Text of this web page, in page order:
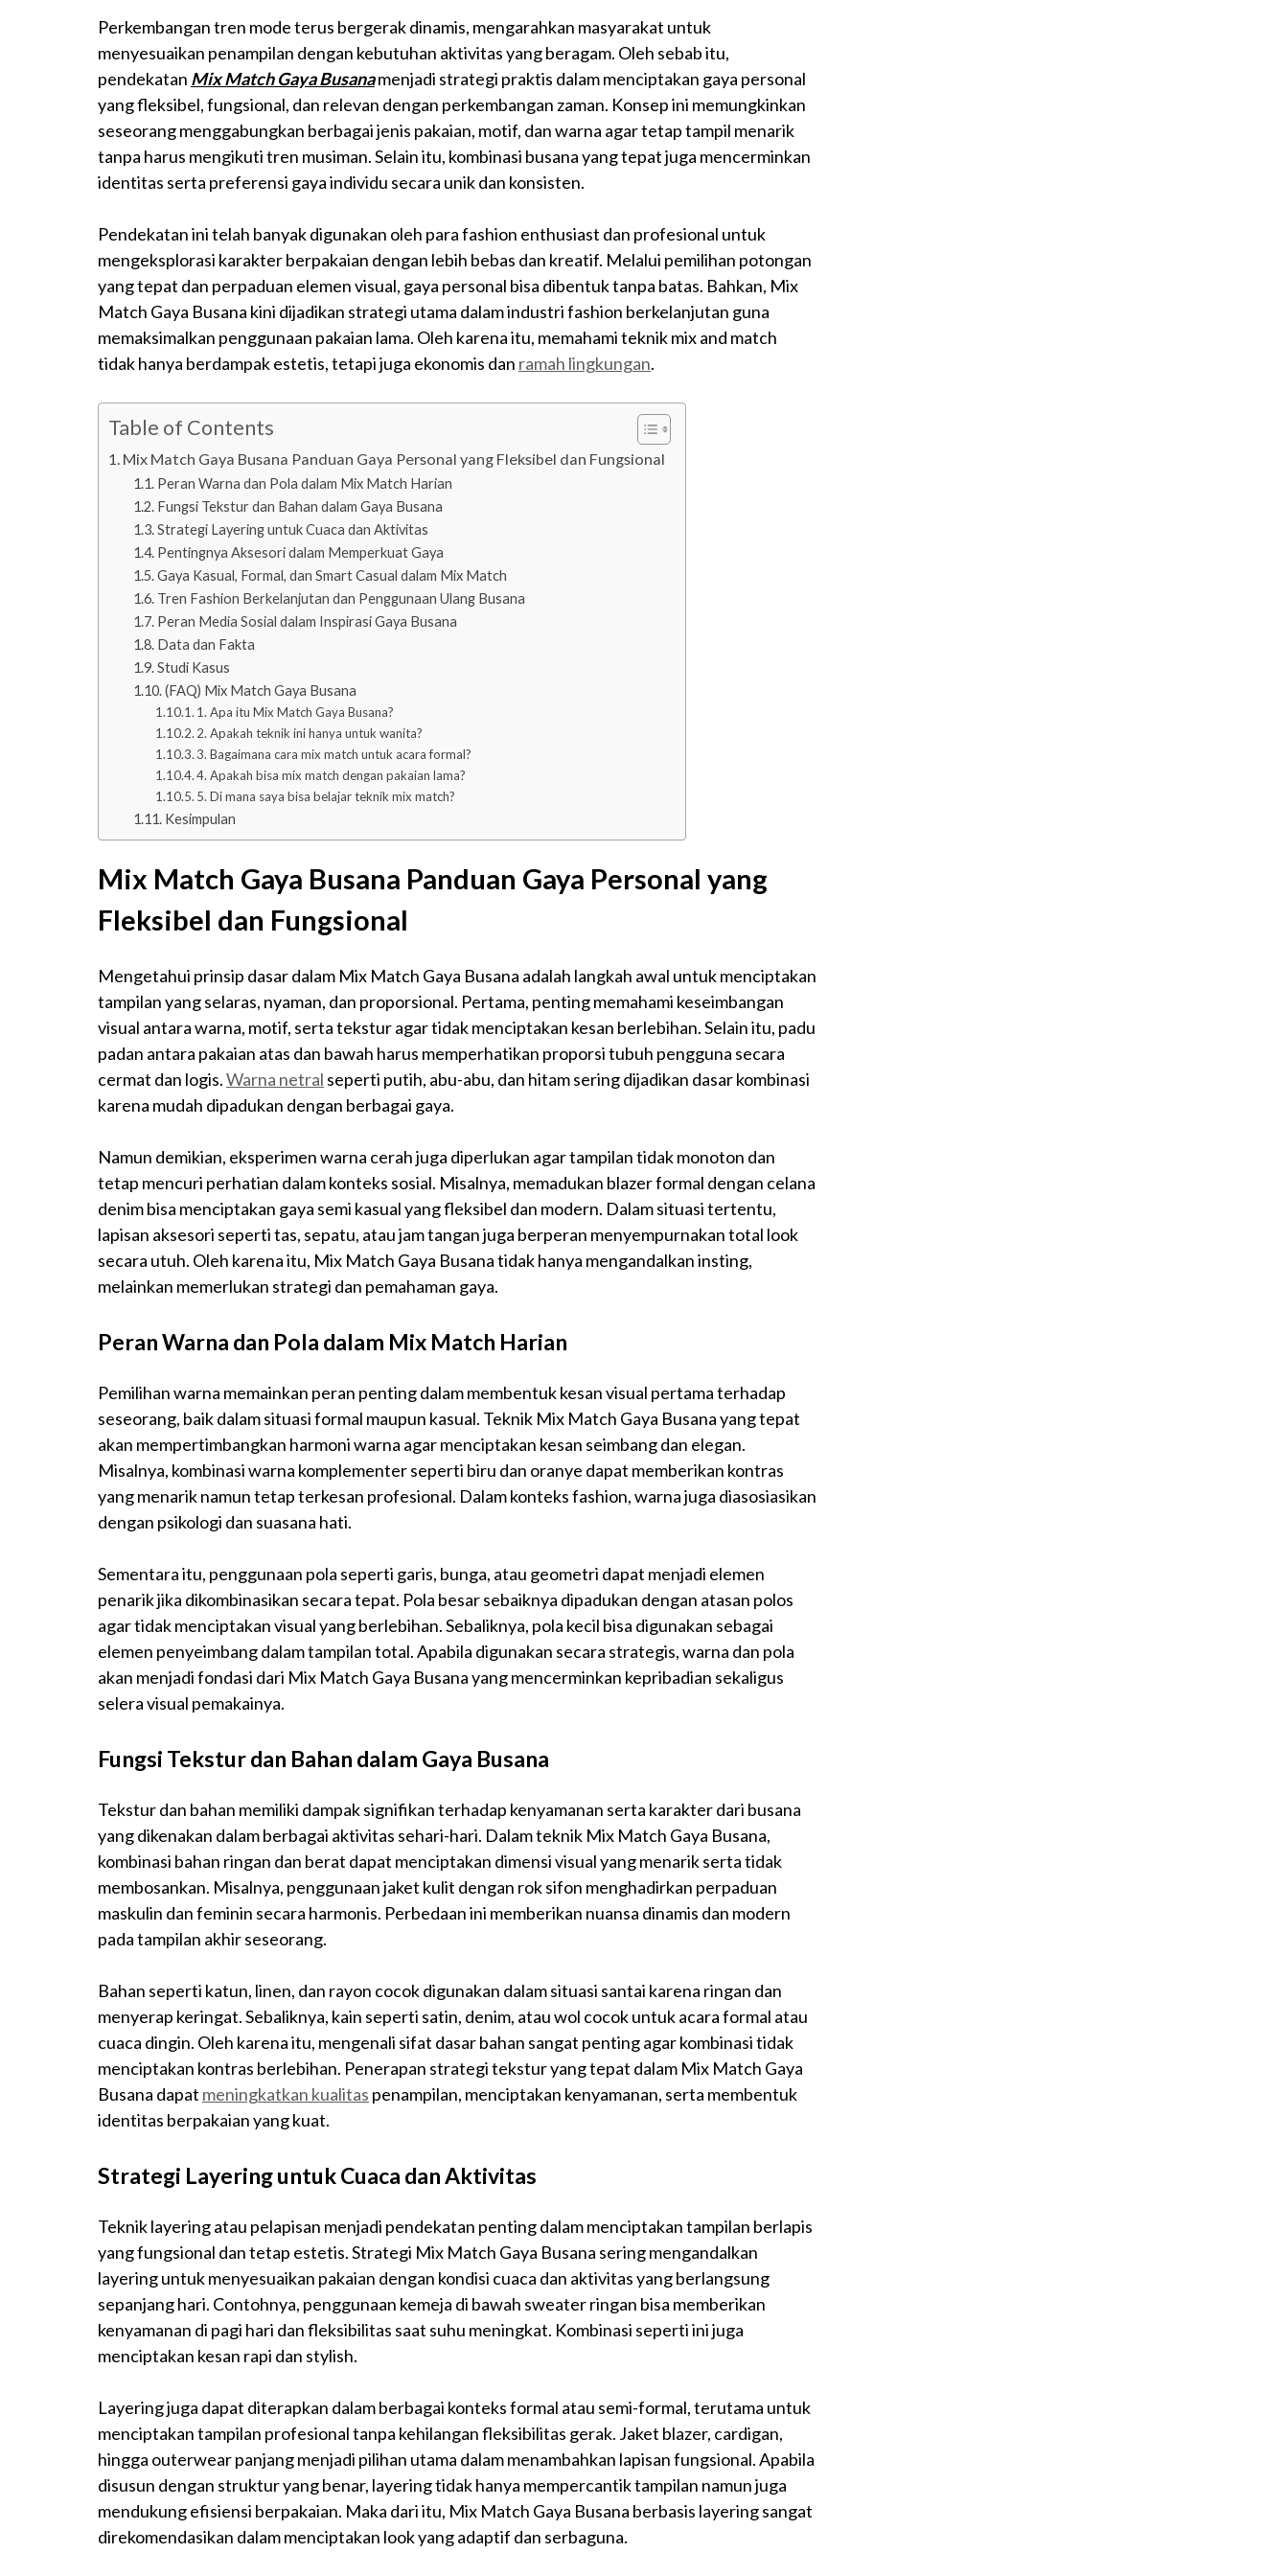
Perkembangan tren mode terus bergerak dinamis, mengarahkan masyarakat untuk
menyesuaikan penampilan dengan kebutuhan aktivitas yang beragam. Oleh sebab itu,
pendekatan Mix Match Gaya Busanamenjadi strategi praktis dalam menciptakan gaya personal
yang fleksibel, fungsional, dan relevan dengan perkembangan zaman. Konsep ini memungkinkan
seseorang menggabungkan berbagai jenis pakaian, motif, dan warna agar tetap tampil menarik
tanpa harus mengikuti tren musiman. Selain itu, kombinasi busana yang tepat juga mencerminkan
identitas serta preferensi gaya individu secara unik dan konsisten.
Pendekatan ini telah banyak digunakan oleh para fashion enthusiast dan profesional untuk
mengeksplorasi karakter berpakaian dengan lebih bebas dan kreatif. Melalui pemilihan potongan
yang tepat dan perpaduan elemen visual, gaya personal bisa dibentuk tanpa batas. Bahkan, Mix
Match Gaya Busana kini dijadikan strategi utama dalam industri fashion berkelanjutan guna
memaksimalkan penggunaan pakaian lama. Oleh karena itu, memahami teknik mix and match
tidak hanya berdampak estetis, tetapi juga ekonomis dan ramah lingkungan.
Table of Contents
Mix Match Gaya Busana Panduan Gaya Personal yang Fleksibel dan Fungsional
Peran Warna dan Pola dalam Mix Match Harian
Fungsi Tekstur dan Bahan dalam Gaya Busana
Strategi Layering untuk Cuaca dan Aktivitas
Pentingnya Aksesori dalam Memperkuat Gaya
Gaya Kasual, Formal, dan Smart Casual dalam Mix Match
Tren Fashion Berkelanjutan dan Penggunaan Ulang Busana
Peran Media Sosial dalam Inspirasi Gaya Busana
Data dan Fakta
Studi Kasus
(FAQ) Mix Match Gaya Busana
1. Apa itu Mix Match Gaya Busana?
2. Apakah teknik ini hanya untuk wanita?
3. Bagaimana cara mix match untuk acara formal?
4. Apakah bisa mix match dengan pakaian lama?
5. Di mana saya bisa belajar teknik mix match?
Kesimpulan
Mix Match Gaya Busana Panduan Gaya Personal yang
Fleksibel dan Fungsional
Mengetahui prinsip dasar dalam Mix Match Gaya Busana adalah langkah awal untuk menciptakan
tampilan yang selaras, nyaman, dan proporsional. Pertama, penting memahami keseimbangan
visual antara warna, motif, serta tekstur agar tidak menciptakan kesan berlebihan. Selain itu, padu
padan antara pakaian atas dan bawah harus memperhatikan proporsi tubuh pengguna secara
cermat dan logis.Warna netral seperti putih, abu-abu, dan hitam sering dijadikan dasar kombinasi
karena mudah dipadukan dengan berbagai gaya.
Namun demikian, eksperimen warna cerah juga diperlukan agar tampilan tidak monoton dan
tetap mencuri perhatian dalam konteks sosial. Misalnya, memadukan blazer formal dengan celana
denim bisa menciptakan gaya semi kasual yang fleksibel dan modern. Dalam situasi tertentu,
lapisan aksesori seperti tas, sepatu, atau jam tangan juga berperan menyempurnakan total look
secara utuh. Oleh karena itu, Mix Match Gaya Busana tidak hanya mengandalkan insting,
melainkan memerlukan strategi dan pemahaman gaya.
Peran Warna dan Pola dalam Mix Match Harian
Pemilihan warna memainkan peran penting dalam membentuk kesan visual pertama terhadap
seseorang, baik dalam situasi formal maupun kasual. Teknik Mix Match Gaya Busana yang tepat
akan mempertimbangkan harmoni warna agar menciptakan kesan seimbang dan elegan.
Misalnya, kombinasi warna komplementer seperti biru dan oranye dapat memberikan kontras
yang menarik namun tetap terkesan profesional. Dalam konteks fashion, warna juga diasosiasikan
dengan psikologi dan suasana hati.
Sementara itu, penggunaan pola seperti garis, bunga, atau geometri dapat menjadi elemen
penarik jika dikombinasikan secara tepat. Pola besar sebaiknya dipadukan dengan atasan polos
agar tidak menciptakan visual yang berlebihan. Sebaliknya, pola kecil bisa digunakan sebagai
elemen penyeimbang dalam tampilan total. Apabila digunakan secara strategis, warna dan pola
akan menjadi fondasi dari Mix Match Gaya Busana yang mencerminkan kepribadian sekaligus
selera visual pemakainya.
Fungsi Tekstur dan Bahan dalam Gaya Busana
Tekstur dan bahan memiliki dampak signifikan terhadap kenyamanan serta karakter dari busana
yang dikenakan dalam berbagai aktivitas sehari-hari. Dalam teknik Mix Match Gaya Busana,
kombinasi bahan ringan dan berat dapat menciptakan dimensi visual yang menarik serta tidak
membosankan. Misalnya, penggunaan jaket kulit dengan rok sifon menghadirkan perpaduan
maskulin dan feminin secara harmonis. Perbedaan ini memberikan nuansa dinamis dan modern
pada tampilan akhir seseorang.
Bahan seperti katun, linen, dan rayon cocok digunakan dalam situasi santai karena ringan dan
menyerap keringat. Sebaliknya, kain seperti satin, denim, atau wol cocok untuk acara formal atau
cuaca dingin. Oleh karena itu, mengenali sifat dasar bahan sangat penting agar kombinasi tidak
menciptakan kontras berlebihan. Penerapan strategi tekstur yang tepat dalam Mix Match Gaya
Busana dapat meningkatkan kualitas penampilan, menciptakan kenyamanan, serta membentuk
identitas berpakaian yang kuat.
Strategi Layering untuk Cuaca dan Aktivitas
Teknik layering atau pelapisan menjadi pendekatan penting dalam menciptakan tampilan berlapis
yang fungsional dan tetap estetis. Strategi Mix Match Gaya Busana sering mengandalkan
layering untuk menyesuaikan pakaian dengan kondisi cuaca dan aktivitas yang berlangsung
sepanjang hari. Contohnya, penggunaan kemeja di bawah sweater ringan bisa memberikan
kenyamanan di pagi hari dan fleksibilitas saat suhu meningkat. Kombinasi seperti ini juga
menciptakan kesan rapi dan stylish.
Layering juga dapat diterapkan dalam berbagai konteks formal atau semi-formal, terutama untuk
menciptakan tampilan profesional tanpa kehilangan fleksibilitas gerak. Jaket blazer, cardigan,
hingga outerwear panjang menjadi pilihan utama dalam menambahkan lapisan fungsional. Apabila
disusun dengan struktur yang benar, layering tidak hanya mempercantik tampilan namun juga
mendukung efisiensi berpakaian. Maka dari itu, Mix Match Gaya Busana berbasis layering sangat
direkomendasikan dalam menciptakan look yang adaptif dan serbaguna.